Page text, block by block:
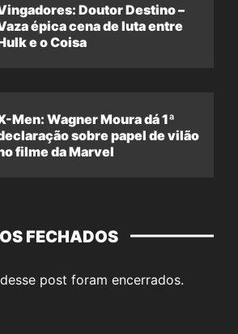
Doutor Destino –
épica cena de luta entre
e o Coisa
Men: Wagner Moura dá 1ª
sobre papel de vilão
filme da Marvel
FECHADOS
post foram encerrados.